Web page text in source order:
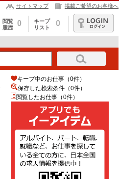
サイトマップ 掲載ご希望のお客様へ
閲覧
履歴
0
キープ
リスト
0
ログイン
キープ中のお仕事（0件）
保存した検索条件（0件）
閲覧したお仕事（0件）